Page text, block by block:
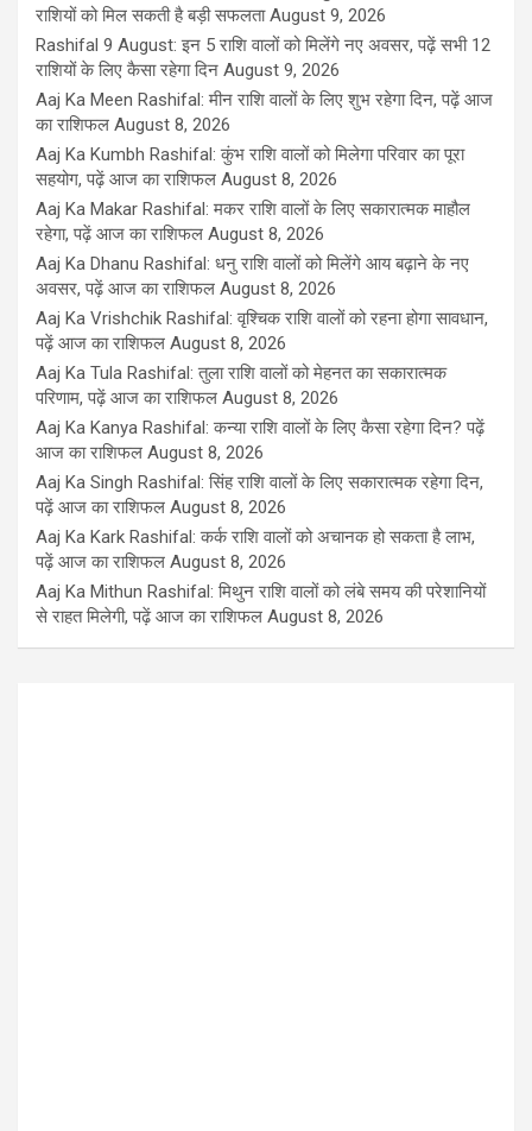
राशियों को मिल सकती है बड़ी सफलता August 9, 2026
Rashifal 9 August: इन 5 राशि वालों को मिलेंगे नए अवसर, पढ़ें सभी 12
राशियों के लिए कैसा रहेगा दिन August 9, 2026
Aaj Ka Meen Rashifal: मीन राशि वालों के लिए शुभ रहेगा दिन, पढ़ें आज
का राशिफल August 8, 2026
Aaj Ka Kumbh Rashifal: कुंभ राशि वालों को मिलेगा परिवार का पूरा
सहयोग, पढ़ें आज का राशिफल August 8, 2026
Aaj Ka Makar Rashifal: मकर राशि वालों के लिए सकारात्मक माहौल
रहेगा, पढ़ें आज का राशिफल August 8, 2026
Aaj Ka Dhanu Rashifal: धनु राशि वालों को मिलेंगे आय बढ़ाने के नए
अवसर, पढ़ें आज का राशिफल August 8, 2026
Aaj Ka Vrishchik Rashifal: वृश्चिक राशि वालों को रहना होगा सावधान,
पढ़ें आज का राशिफल August 8, 2026
Aaj Ka Tula Rashifal: तुला राशि वालों को मेहनत का सकारात्मक
परिणाम, पढ़ें आज का राशिफल August 8, 2026
Aaj Ka Kanya Rashifal: कन्या राशि वालों के लिए कैसा रहेगा दिन? पढ़ें
आज का राशिफल August 8, 2026
Aaj Ka Singh Rashifal: सिंह राशि वालों के लिए सकारात्मक रहेगा दिन,
पढ़ें आज का राशिफल August 8, 2026
Aaj Ka Kark Rashifal: कर्क राशि वालों को अचानक हो सकता है लाभ,
पढ़ें आज का राशिफल August 8, 2026
Aaj Ka Mithun Rashifal: मिथुन राशि वालों को लंबे समय की परेशानियों
से राहत मिलेगी, पढ़ें आज का राशिफल August 8, 2026